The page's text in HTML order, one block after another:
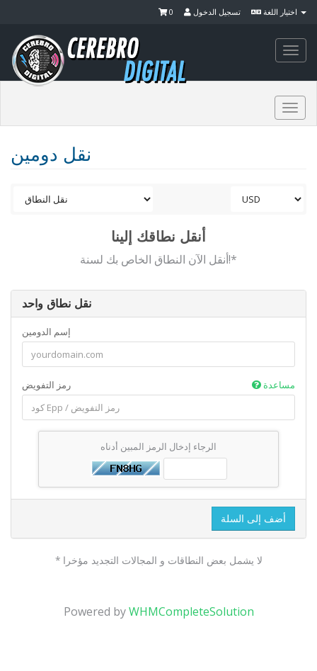
تسجيل الدخول 0
نقل دومين
أنقل نطاقك إلينا
أنقل الآن النطاق الخاص بك لسنة!*
نقل نطاق واحد
إسم الدومين
رمز التفويض مساعدة
الرجاء إدخال الرمز المبين أدناه
أضف إلى السلة
* لا يشمل بعض النطاقات و المجالات التجديد مؤخرا
Powered byWHMCompleteSolution